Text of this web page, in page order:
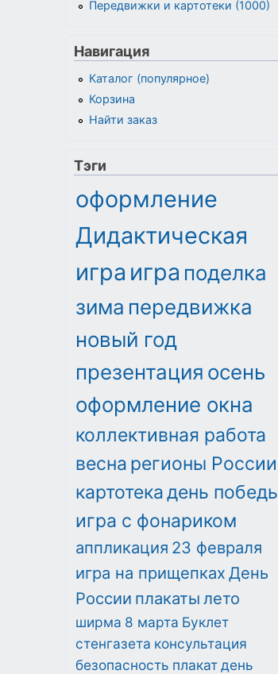
Передвижки и картотеки (1000)
Навигация
Каталог (популярное)
Корзина
Найти заказ
Тэги
оформление
Дидактическая
игра игра поделка
зима передвижка
новый год
презентация осень
оформление окна
коллективная работа
весна регионы России
картотекадень
игра с фонариком
аппликация 23 февраля
игра на прищепках День
России плакаты лето
ширма 8 марта Буклет
стенгазета консультация
безопасность плакатдень